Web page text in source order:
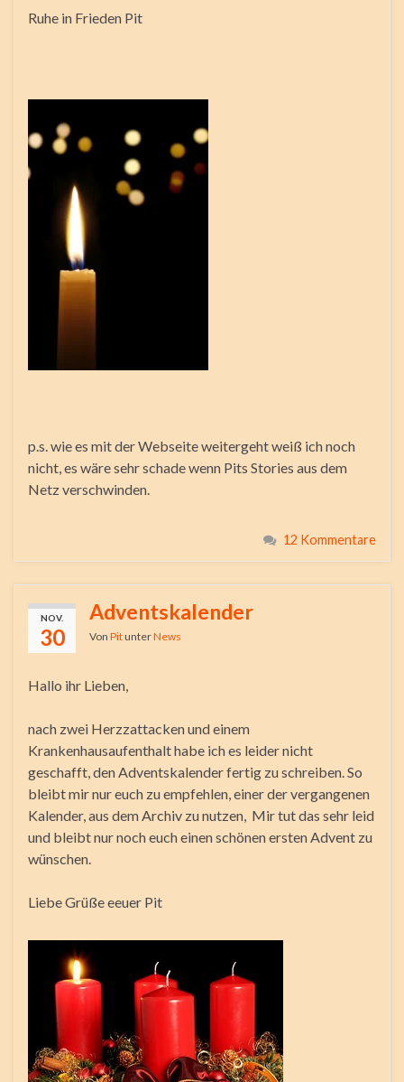
Ruhe in Frieden Pit
p.s. wie es mit der Webseite weitergeht weiß ich noch
nicht, es wäre sehr schade wenn Pits Stories aus dem
Netz verschwinden.
12 Kommentare
NOV.
30
Adventskalender
Von PitunterNews
Hallo ihr Lieben,
nach zwei Herzzattacken und einem
Krankenhausaufenthalt habe ich es leider nicht
geschafft, den Adventskalender fertig zu schreiben. So
bleibt mir nur euch zu empfehlen, einer der vergangenen
Kalender, aus dem Archiv zu nutzen, Mir tut das sehr leid
und bleibt nur noch euch einen schönen ersten Advent zu
wünschen.
Liebe Grüße eeuer Pit